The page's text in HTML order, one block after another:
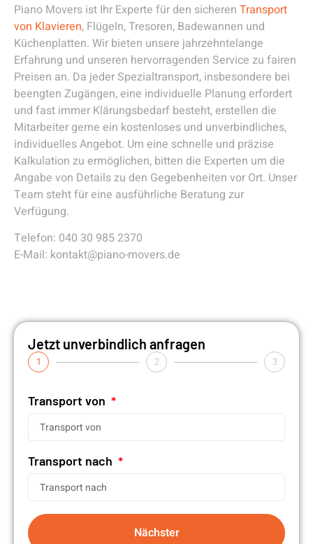
Piano Movers ist Ihr Experte für den sicheren Transport
von Klavieren, Flügeln, Tresoren, Badewannen und
Küchenplatten. Wir bieten unsere jahrzehntelange
Erfahrung und unseren hervorragenden Service zu fairen
Preisen an. Da jeder Spezialtransport, insbesondere bei
beengten Zugängen, eine individuelle Planung erfordert
und fast immer Klärungsbedarf besteht, erstellen die
Mitarbeiter gerne ein kostenloses und unverbindliches,
individuelles Angebot. Um eine schnelle und präzise
Kalkulation zu ermöglichen, bitten die Experten um die
Angabe von Details zu den Gegebenheiten vor Ort. Unser
Team steht für eine ausführliche Beratung zur
Verfügung.
Telefon: 040 30 985 2370
E-Mail: kontakt@piano-movers.de
Jetzt unverbindlich anfragen
1 2 3
Transport von
Transport nach
Nächster